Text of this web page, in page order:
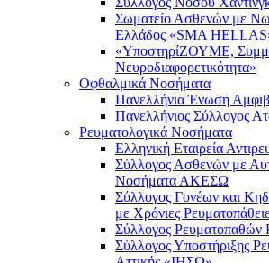
Σωματείο Ασθενών με
Ελλάδος «SMA
«ΥποστηρίΖΟΥΜΕ,
Νευροδιαφορετικότητα»
Οφθαλμικά Νοσήματα
Πανελλήνια Ένωση
Πανελλήνιος Σύλλογος
Ρευματολογικά Νοσήματα
Ελληνική Εταιρεία
Σύλλογος Ασθενών με
Νοσήματα ΑΚΕΣΩ
Σύλλογος Γονέων και
με Χρόνιες
Σύλλογος Ρευματοπαθών
Σύλλογος Υποστήριξης